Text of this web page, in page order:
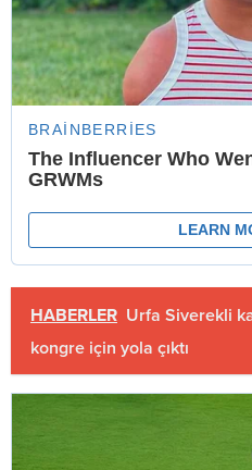
HABERLER Urfa Siverekli
kongre için yola çıktı